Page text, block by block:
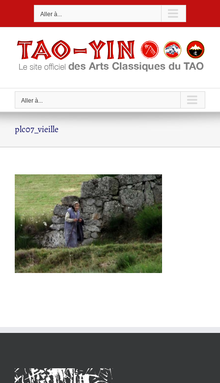
Aller à...
Aller à...
plc07_vieille